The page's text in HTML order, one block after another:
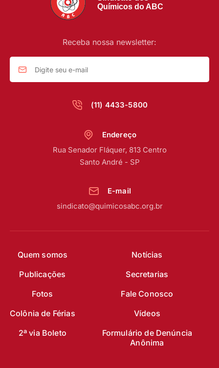
Químicos do ABC
(11) 4433-5800
Receba nossa newsletter:
Quem somos
Notícias
Publicações
Secretarias
Fotos
Fale Conosco
Colônia de Férias
Vídeos
2ª via Boleto
Formulário de Denúncia
Anônima
Endereço
Rua Senador Fláquer, 813 Centro
Santo André - SP
E-mail
sindicato@quimicosabc.org.br